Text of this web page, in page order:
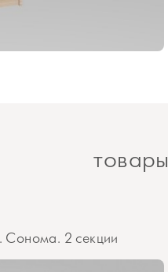
товары
2 секции